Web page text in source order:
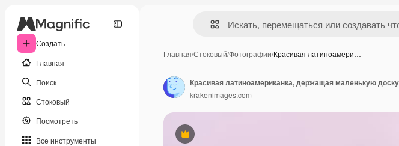
Создать
Главная
Поиск
Стоковый
Посмотреть
Все инструменты
Главная/Стоковый/Фотографии/Красивая латиноамери…
Премиум
krakenimages.com